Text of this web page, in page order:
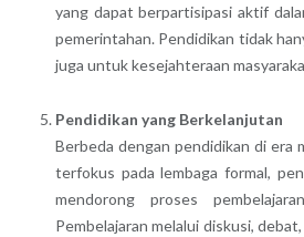
yang dapat berpartisipasi aktif
pemerintahan. Pendidikan tidak
juga untuk kesejahteraan
Pendidikan yang Berkelanjutan
Berbeda dengan pendidikan di era
terfokus pada lembaga formal,
mendorong proses
Pembelajaran melalui diskusi,